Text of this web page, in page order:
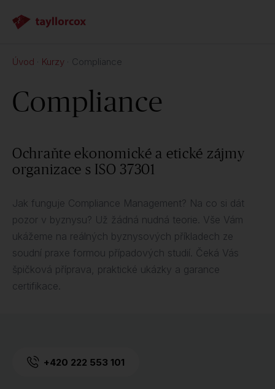
Úvod Kurzy Compliance
Compliance
Ochraňte ekonomické a etické zájmy
organizace s ISO 37301
Jak funguje Compliance Management? Na co si dát
pozor v byznysu? Už žádná nudná teorie. Vše Vám
ukážeme na reálných byznysových příkladech ze
soudní praxe formou případových studií. Čeká Vás
špičková příprava, praktické ukázky a garance
certifikace.
+420 222 553 101